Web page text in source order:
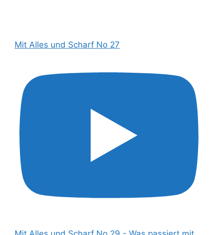
Mit Alles und Scharf No 27